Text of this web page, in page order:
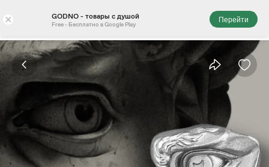
× GODNO - товары с душой
Free - Бесплатно в Google Play
Перейти